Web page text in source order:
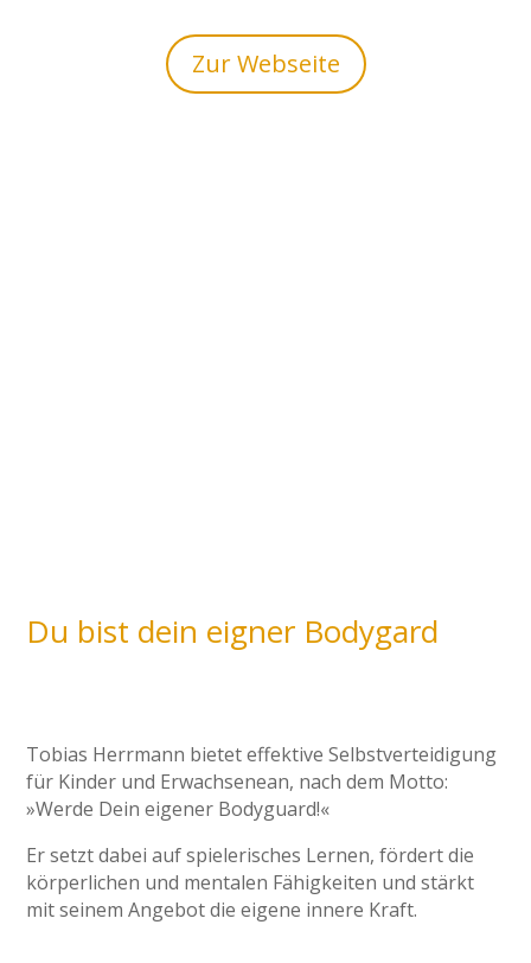
Zur Webseite
Du bist dein eigner Bodygard
Tobias Herrmann bietet effektive Selbstverteidigung
für Kinder und Erwachsenean, nach dem Motto:
»Werde Dein eigener Bodyguard!«
Er setzt dabei auf spielerisches Lernen, fördert die
körperlichen und mentalen Fähigkeiten und stärkt
mit seinem Angebot die eigene innere Kraft.